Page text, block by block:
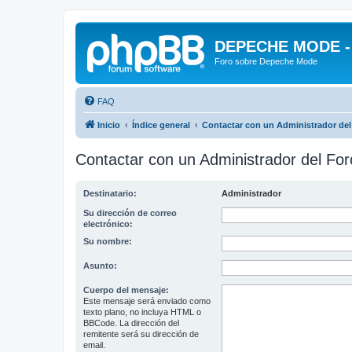
DEPECHE MODE
Foro sobre Depeche Mode
FAQ
Inicio Índice general Contactar con un Administrador
Contactar con un Administrador del
Destinatario: Administrador
Su dirección de correo
electrónico:
Su nombre:
Asunto:
Cuerpo del mensaje:
Este mensaje será enviado como
texto plano, no incluya HTML o
BBCode. La dirección del
remitente será su dirección de
email.